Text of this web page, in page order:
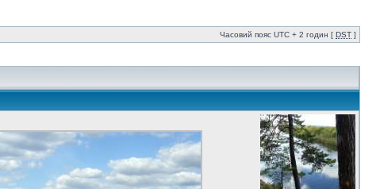
Часовий пояс UTC + 2 годин [ DST ]